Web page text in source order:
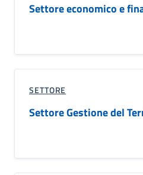
Settore economico e
SETTORE
Settore Gestione del